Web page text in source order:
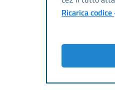
Ricarica codice